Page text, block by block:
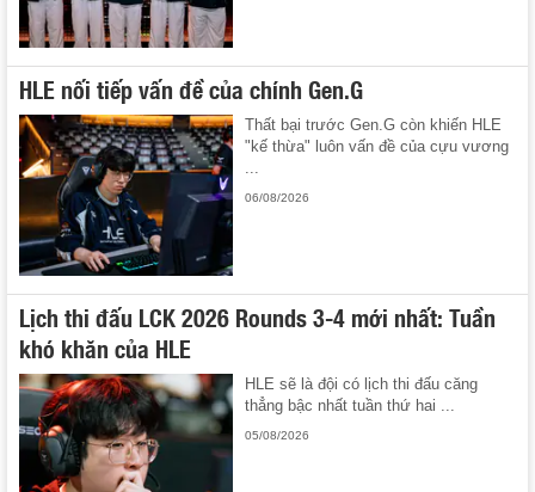
HLE nối tiếp vấn đề của chính Gen.G
Thất bại trước Gen.G còn khiến HLE
"kế thừa" luôn vấn đề của cựu vương
...
06/08/2026
Lịch thi đấu LCK 2026 Rounds 3-4 mới nhất: Tuần
khó khăn của HLE
HLE sẽ là đội có lịch thi đấu căng
thẳng bậc nhất tuần thứ hai ...
05/08/2026